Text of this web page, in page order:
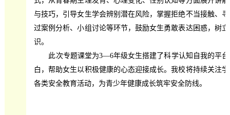
与技巧，引导女生学会辨别潜在风险，掌握拒绝不当接触、
过案例分析、小组讨论等环节，鼓励女生勇敢表达困惑，树
识。
此次专题课堂为3—6年级女生搭建了科学认知自我的平台
白，帮助女生以积极健康的心态迎接成长。我校将持续关注
各类安全教育活动，为青少年健康成长筑牢安全防线。